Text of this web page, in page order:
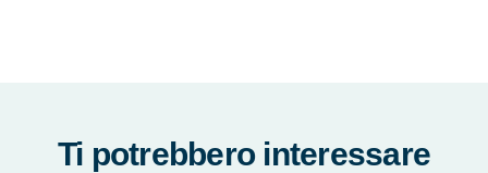
Ti potrebbero interessare